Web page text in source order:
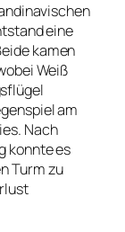
eine
kamen
Weiß
am
Nach
konnte es
Turm zu